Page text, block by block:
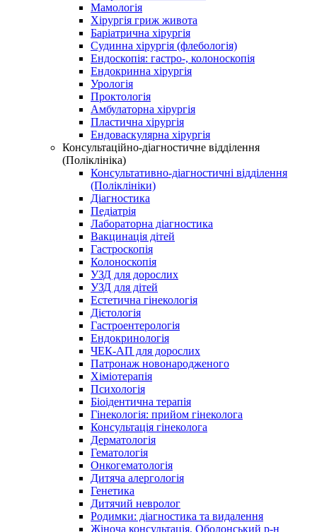
Мамологія
Хірургія гриж живота
Баріатрична хірургія
Судинна хірургія (флебологія)
Ендоскопія: гастро-, колоноскопія
Ендокринна хірургія
Урологія
Проктологія
Амбулаторна хірургія
Пластична хірургія
Ендоваскулярна хірургія
Консультаційно-діагностичне відділення
(Поліклініка)
Консультативно-діагностичні відділення
(Поліклініки)
Діагностика
Педіатрія
Лабораторна діагностика
Вакцинація дітей
Гастроскопія
Колоноскопія
УЗД для дорослих
УЗД для дітей
Естетична гінекологія
Дієтологія
Гастроентерологія
Ендокринологія
ЧЕК-АП для дорослих
Патронаж новонародженого
Хіміотерапія
Психологія
Біоідентична терапія
Гінекологія: прийом гінеколога
Консультація гінеколога
Дерматологія
Гематологія
Онкогематологія
Дитяча алергологія
Генетика
Дитячий невролог
Родимки: діагностика та видалення
Жіноча консультація, Оболонський р-н